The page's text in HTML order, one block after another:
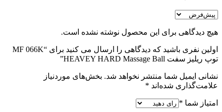
هیچ دیدگاهی برای این محصول نوشته نشده است.
اولین نفری باشید که دیدگاهی را ارسال می کنید برای “MF 066K
توپ ریلیز سفت HEAVEY HARD Massage Ball”
نشانی ایمیل شما منتشر نخواهد شد. بخش‌های موردنیاز
علامت‌گذاری شده‌اند *
امتیاز شما *